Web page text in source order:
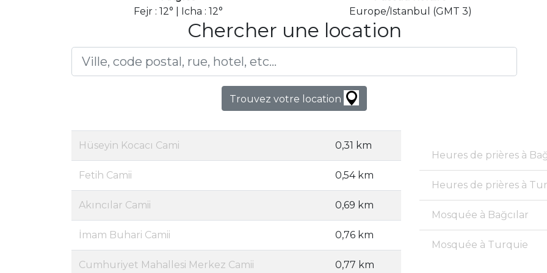
Fejr : 12° | Icha : 12°
Europe/Istanbul (GMT 3)
Chercher une location
Trouvez votre location
Hüseyin Kocacı Cami 0,31 km
Fetih Camii 0,54 km
Akıncılar Camii 0,69 km
İmam Buhari Camii 0,76 km
Cumhuriyet Mahallesi Merkez Camii 0,77 km
Heures de prières à
Heures de prières à
Mosquée à Bağcılar
Mosquée à Turquie